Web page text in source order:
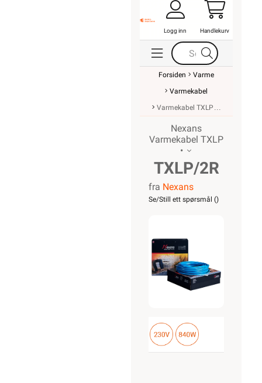
Logg inn Handlekurv
Forsiden
Varme
Varmekabel
Varmekabel TXLP
Nexans
Varmekabel TXLP
•
TXLP/2R
Nordic
varmekabel
fra Nexans
Se/Still ett spørsmål ()